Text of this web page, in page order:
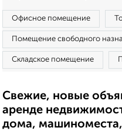
Офисное помещение
Помещение свободного
Складское помещение
Свежие, новые
аренде
дома,